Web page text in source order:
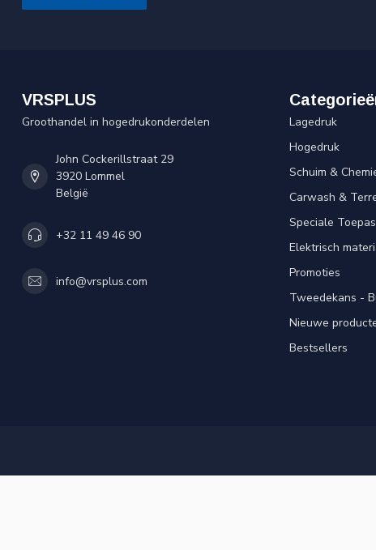
VRSPLUS
Groothandel in hogedrukonderdelen
John Cockerillstraat 29
3920 Lommel
België
+32 11 49 46 90
info@vrsplus.com
Lagedruk
Hogedruk
Schuim &
Carwash &
Speciale
Elektrisch
Promoties
Tweedekans -
Nieuwe
Bestsellers